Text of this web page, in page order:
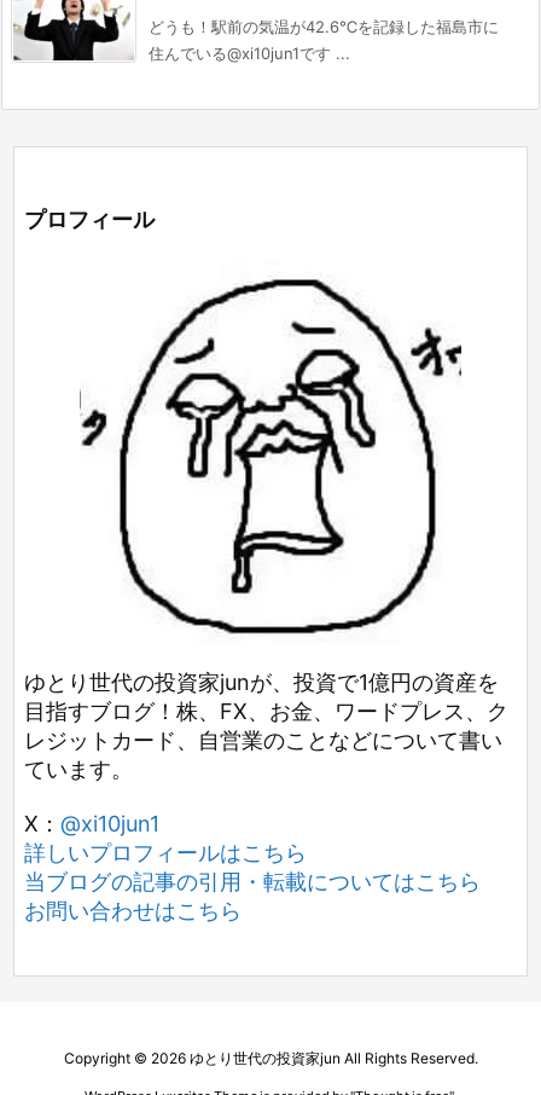
どうも！駅前の気温が42.6℃を記録した福島市に
住んでいる@xi10jun1です ...
プロフィール
ゆとり世代の投資家junが、投資で1億円の資産を
目指すブログ！株、FX、お金、ワードプレス、ク
レジットカード、自営業のことなどについて書い
ています。
X： @xi10jun1
詳しいプロフィールはこちら
当ブログの記事の引用・転載についてはこちら
お問い合わせはこちら
Copyright © 2026 ゆとり世代の投資家jun All Rights Reserved.